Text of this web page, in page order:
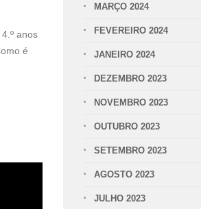
anos
é
MARÇO 2024
FEVEREIRO 2024
JANEIRO 2024
DEZEMBRO 2023
NOVEMBRO 2023
OUTUBRO 2023
SETEMBRO 2023
AGOSTO 2023
JULHO 2023